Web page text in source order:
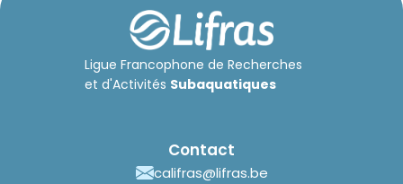
Ligue Francophone de Recherches
et d'Activités Subaquatiques
Contact
califras@lifras.be